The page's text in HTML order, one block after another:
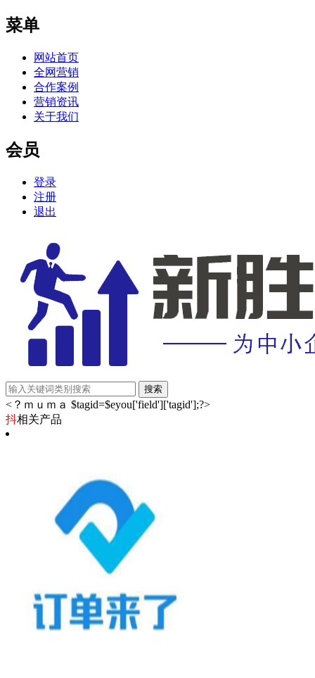
菜单
网站首页
全网营销
合作案例
营销资讯
关于我们
会员
登录
注册
退出
<？ｍｕｍａ $tagid=$eyou['field']['tagid'];?>
抖相关产品